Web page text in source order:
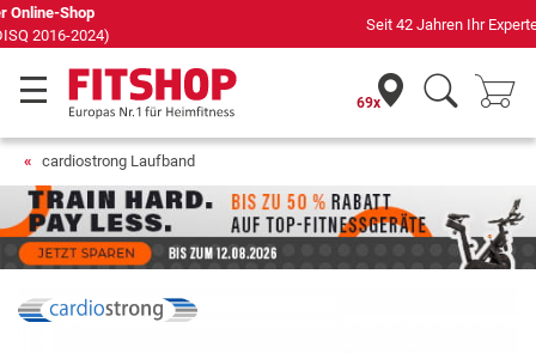
Seit 42 Jahren Ihr Experte für Heimfitness
69x
cardiostrong Laufband